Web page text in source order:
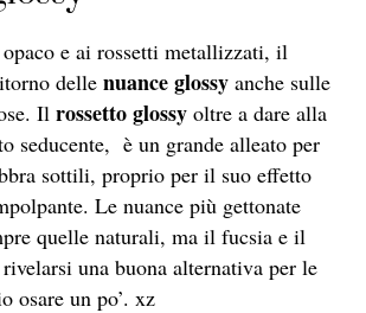
e ai rossetti metallizzati, il
delle nuance glossy anche sulle
Il rossetto glossy oltre a dare alla
seducente, è un grande alleato per
sottili, proprio per il suo effetto
Le nuance più gettonate
quelle naturali, ma il fucsia e il
una buona alternativa per le
osare un po’. xz